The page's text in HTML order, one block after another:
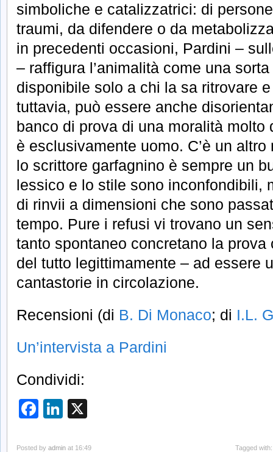
simboliche e catalizzatrici: di
traumi, da difendere o da
in precedenti occasioni, Pardini –
– raffigura l’animalità come una
disponibile solo a chi la sa ritrovare
tuttavia, può essere anche
banco di prova di una moralità molto
è esclusivamente uomo. C’è un
lo scrittore garfagnino è sempre un
lessico e lo stile sono inconfondibili,
di rinvii a dimensioni che sono
tempo. Pure i refusi vi trovano un
tanto spontaneo concretano la
del tutto legittimamente – ad essere
cantastorie in circolazione.
Recensioni (di B. Di Monaco; di I.L.
Un’intervista a Pardini
Condividi:
Facebook
LinkedIn
Posted by admin at 16:49 Tagged